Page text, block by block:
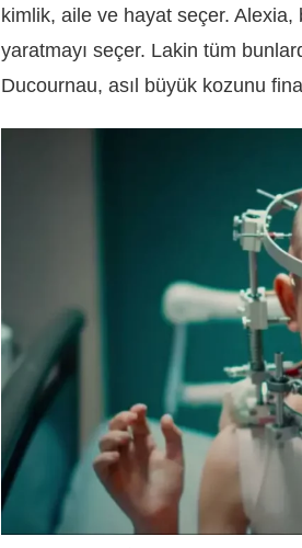
kimlik, aile ve hayat seçer.
yaratmayı seçer. Lakin tüm
Ducournau, asıl büyük kozunu